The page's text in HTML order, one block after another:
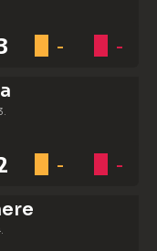
- -
- -